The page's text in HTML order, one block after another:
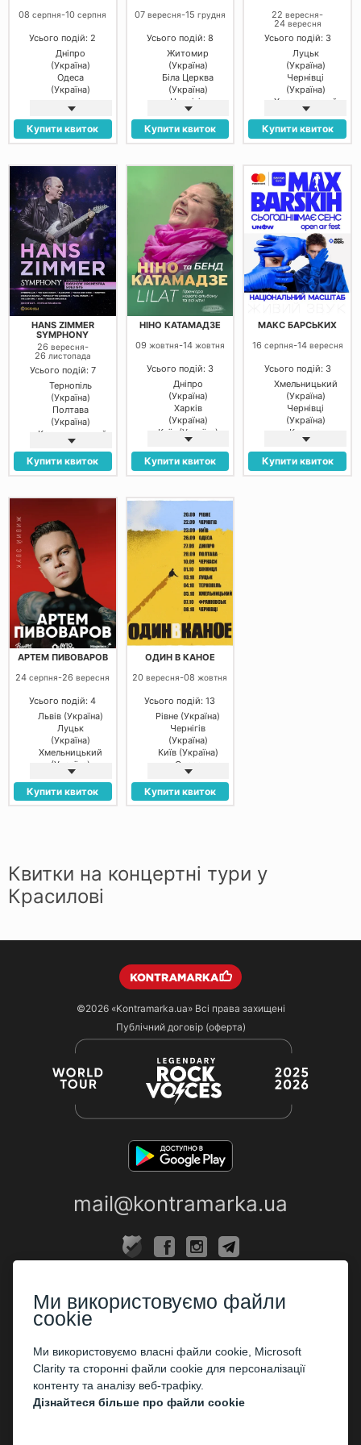
08серпня-10серпня
Усього подій: 2
Дніпро
(Україна)
Одеса
(Україна)
Купити квиток
07 вересня-15 грудня
Усього подій: 8
Житомир
(Україна)
Біла Церква
(Україна)
Чернігів
(Україна)
Рівне (Україна)
Луцьк
Вінниця
(Україна)
Кам’янське
(Україна)
Купити квиток
22вересня-
24 вересня
Усього подій: 3
Луцьк
(Україна)
Чернівці
(Україна)
Хмельницький
(Україна)
Купити квиток
HANS ZIMMER
SYMPHONY
26 вересня-
26 листопада
Усього подій: 7
Тернопіль
(Україна)
Полтава
(Україна)
Кропивницький
(Україна)
Черкаси
(Україна)
Франківськ
(Україна)
Київ (Україна)
Купити квиток
НІНО КАТАМАДЗЕ
09 жовтня-14 жовтня
Усього подій: 3
Дніпро
(Україна)
Харків
(Україна)
Київ (Україна)
Купити квиток
МАКС БАРСЬКИХ
16 серпня-14 вересня
Усього подій: 3
Хмельницький
(Україна)
Чернівці
(Україна)
Косино
(Україна)
Купити квиток
АРТЕМ ПИВОВАРОВ
24серпня-26вересня
Усього подій: 4
Львів (Україна)
Луцьк
(Україна)
Хмельницький
(Україна)
Вінниця
(Україна)
Купити квиток
ОДИН В КАНОЕ
20вересня-08жовтня
Усього подій: 13
Рівне (Україна)
Чернігів
(Україна)
Київ (Україна)
Одеса
(Україна)
Дніпро
(Україна)
(Україна)
Тернопіль
(Україна)
(Україна)
Купити квиток
Квитки на концертні тури у
Красилові
©2026 «Kontramarka.ua»Всі права захищені
Публічний договір (оферта)
mail@kontramarka.ua
Каси
ПАРТНЕРАМ
Організаторам
Корпоративним клієнтам
Ми використовуємо файли
cookie
Ми використовуємо власні файли cookie, Microsoft
Clarity та сторонні файли cookie для персоналізації
контенту та аналізу веб-трафіку.
Дізнайтеся більше про файли cookie